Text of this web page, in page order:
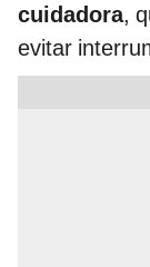
cuidadora,
evitar